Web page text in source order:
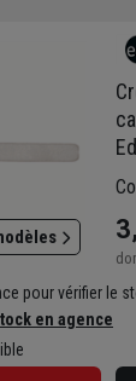
pour vérifier le
en agence